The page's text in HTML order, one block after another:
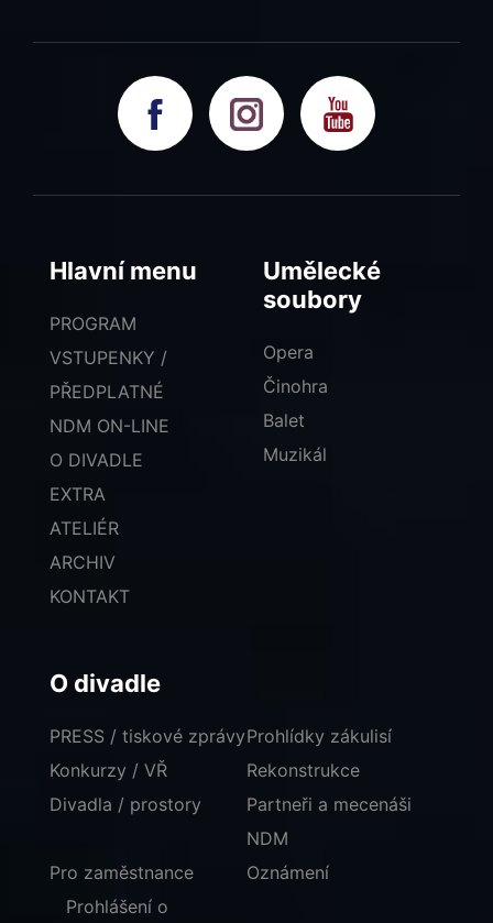
Hlavní menu
PROGRAM
VSTUPENKY /
PŘEDPLATNÉ
NDM ON-LINE
O DIVADLE
EXTRA
ATELIÉR
ARCHIV
KONTAKT
Umělecké
soubory
Opera
Činohra
Balet
Muzikál
O divadle
PRESS / tiskové zprávy
Konkurzy / VŘ
Divadla / prostory
Prohlídky zákulisí
Rekonstrukce
Partneři a mecenáši
NDM
Pro zaměstnance
Oznámení
Prohlášení o